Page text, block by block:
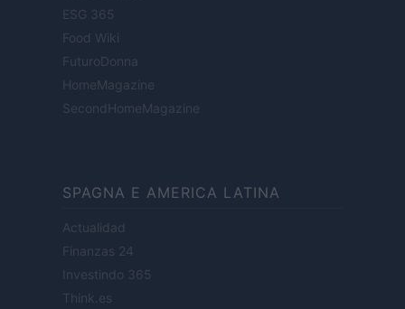
ESG 365
Food Wiki
FuturoDonna
HomeMagazine
SecondHomeMagazine
SPAGNA E AMERICA LATINA
Actualidad
Finanzas 24
Investindo 365
Think.es